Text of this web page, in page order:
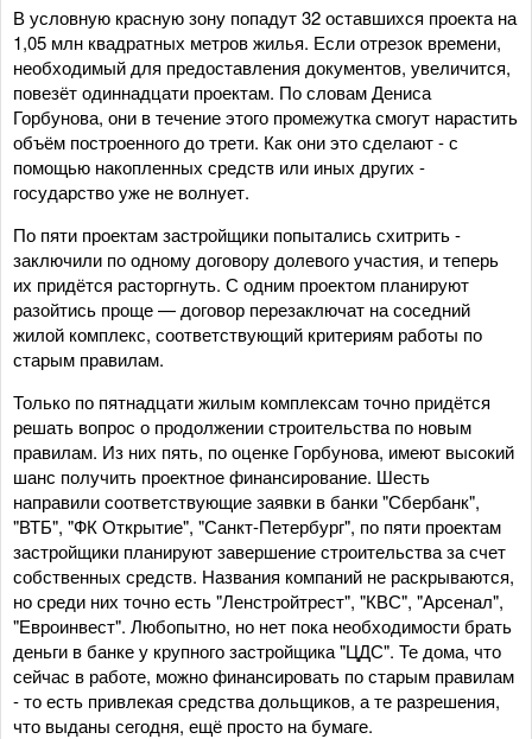
В условную красную зону попадут 32 оставшихся проекта на
1,05 млн квадратных метров жилья. Если отрезок времени,
необходимый для предоставления документов, увеличится,
повезёт одиннадцати проектам. По словам Дениса
Горбунова, они в течение этого промежутка смогут нарастить
объём построенного до трети. Как они это сделают - с
помощью накопленных средств или иных других -
государство уже не волнует.
По пяти проектам застройщики попытались схитрить -
заключили по одному договору долевого участия, и теперь
их придётся расторгнуть. С одним проектом планируют
разойтись проще — договор перезаключат на соседний
жилой комплекс, соответствующий критериям работы по
старым правилам.
Только по пятнадцати жилым комплексам точно придётся
решать вопрос о продолжении строительства по новым
правилам. Из них пять, по оценке Горбунова, имеют высокий
шанс получить проектное финансирование. Шесть
направили соответствующие заявки в банки "Сбербанк",
"ВТБ", "ФК Открытие", "Санкт-Петербург", по пяти проектам
застройщики планируют завершение строительства за счет
собственных средств. Названия компаний не раскрываются,
но среди них точно есть "Ленстройтрест", "КВС", "Арсенал",
"Евроинвест". Любопытно, но нет пока необходимости брать
деньги в банке у крупного застройщика "ЦДС". Те дома, что
сейчас в работе, можно финансировать по старым правилам
- то есть привлекая средства дольщиков, а те разрешения,
что выданы сегодня, ещё просто на бумаге.